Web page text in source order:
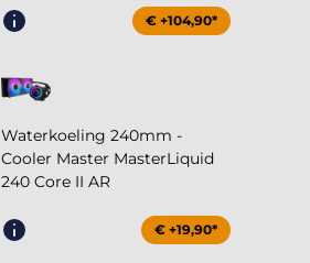
€ +104,90*
Waterkoeling 240mm -
Cooler Master MasterLiquid
240 Core II AR
€ +19,90*